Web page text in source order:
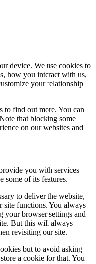
device. We use cookies to
how you interact with us,
your relationship
to find out more. You can
that blocking some
on our websites and
you with services
some of its features.
to deliver the website,
site functions. You always
your browser settings and
But this will always
revisiting our site.
but to avoid asking
a cookie for that. You